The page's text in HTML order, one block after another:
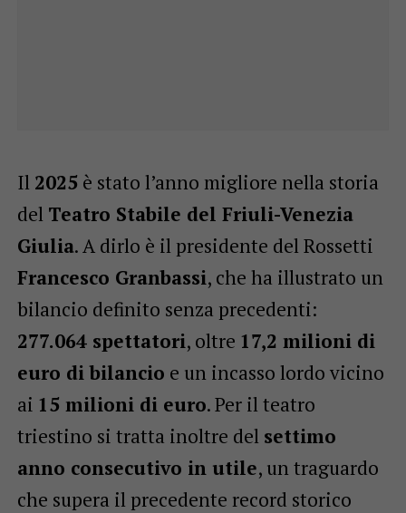
Il 2025 è stato l’anno migliore nella storia
del Teatro Stabile del Friuli-Venezia
Giulia. A dirlo è il presidente del Rossetti
Francesco Granbassi, che ha illustrato un
bilancio definito senza precedenti:
277.064 spettatori, oltre 17,2 milioni di
euro di bilancio e un incasso lordo vicino
ai 15 milioni di euro. Per il teatro
triestino si tratta inoltre del settimo
anno consecutivo in utile, un traguardo
che supera il precedente record storico